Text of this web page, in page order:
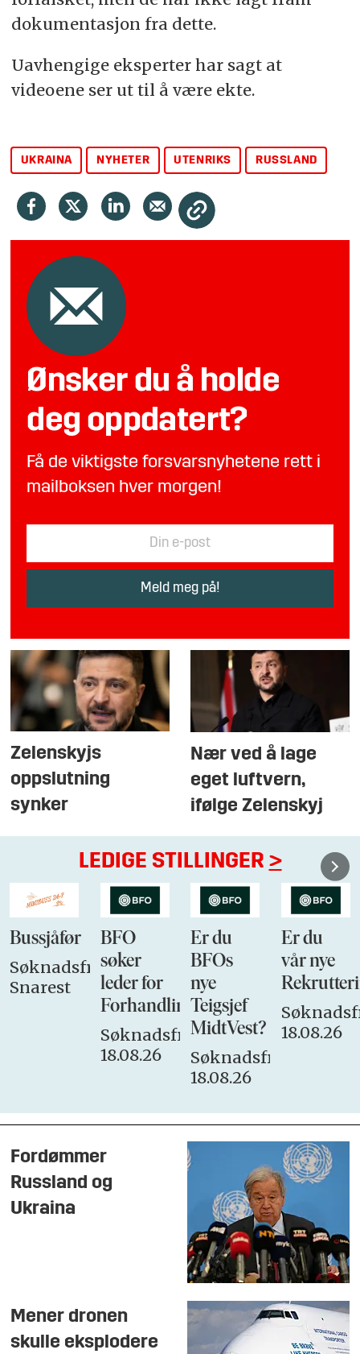
dokumentasjon fra dette.
Uavhengige eksperter har sagt at
videoene ser ut til å være ekte.
UKRAINA NYHETER UTENRIKS RUSSLAND
Ønsker du å holde
deg oppdatert?
Få de viktigste forsvarsnyhetene rett i
mailboksen hver morgen!
Zelenskyjs
oppslutning
synker
Nær ved å lage
eget luftvern,
ifølge Zelenskyj
LEDIGE STILLINGER >
Bussjåfør
Søknadsfrist:
Snarest
BFO
søker
leder for
Forhandlingsutvalget
Søknadsfrist:
18.08.26
Er du
BFOs
nye
Teigsjef
MidtVest?
Søknadsfrist:
18.08.26
Er du
vår nye
18.08.26
Fordømmer
Russland og
Ukraina
Mener dronen
skulle eksplodere